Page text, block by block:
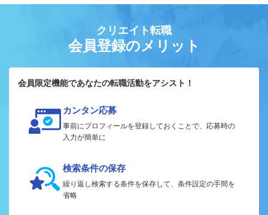
クリエイト転職
会員登録のメリット
会員限定機能であなたの転職活動をアシスト！
カンタン応募
事前にプロフィールを登録しておくことで、応募時の
入力が簡単に
検索条件の保存
繰り返し検索する条件を保存して、条件設定の手間を
省略